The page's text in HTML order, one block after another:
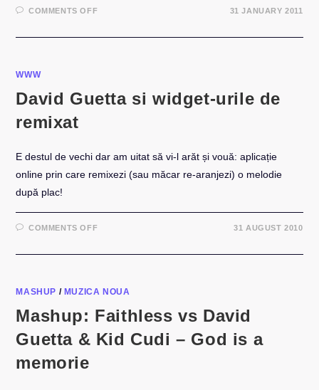
COMMENTS OFFON
DAVID
31 JANUARY 2011
WWW
David Guetta si widget-urile de
remixat
E destul de vechi dar am uitat să vi-l arăt și vouă: aplicație
online prin care remixezi (sau măcar re-aranjezi) o melodie
după plac!
COMMENTS OFFON
SI
REMIXAT
31 AUGUST 2010
MASHUP / MUZICA NOUA
Mashup: Faithless vs David
Guetta & Kid Cudi – God is a
memorie